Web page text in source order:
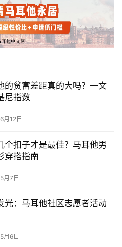
的贫富差距真的大吗？一文
尼指数
月12日
个扣子才是最佳？马耳他男
穿搭指南
月7日
光：马耳他社区志愿者活动
月6日